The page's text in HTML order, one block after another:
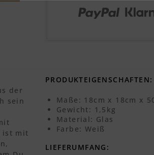
der
sein
ist mit
PRODUKTEIGENSCHAFTEN:
Maße: 18cm x 18cm x
Gewicht: 1,5kg
Material: Glas
Farbe: Weiß
LIEFERUMFANG: